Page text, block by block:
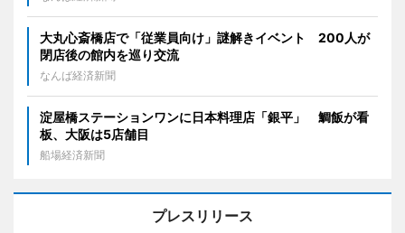
大丸心斎橋店で「従業員向け」謎解きイベント 200人が
閉店後の館内を巡り交流
なんば経済新聞
淀屋橋ステーションワンに日本料理店「銀平」 鯛飯が看
板、大阪は5店舗目
船場経済新聞
プレスリリース